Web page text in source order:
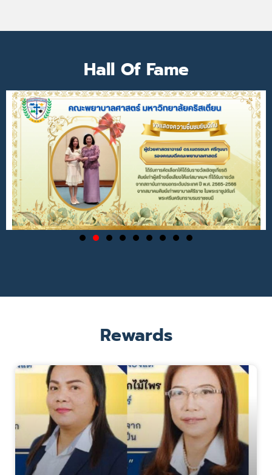
Hall Of Fame
Rewards